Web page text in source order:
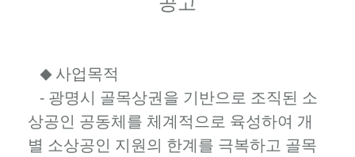
◆ 사업목적
- 광명시 골목상권을 기반으로 조직된 소
상공인 공동체를 체계적으로 육성하여 개
별 소상공인 지원의 한계를 극복하고 골목